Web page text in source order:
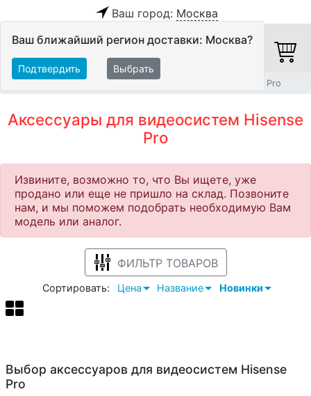
Ваш город: Москва
Ваш ближайший регион доставки: Москва?
Подтвердить Выбрать
Hisense Pro
Аксессуары для видеосистем Hisense
Pro
Извините, возможно то, что Вы ищете, уже
продано или еще не пришло на склад. Позвоните
нам, и мы поможем подобрать необходимую Вам
модель или аналог.
ФИЛЬТР ТОВАРОВ
Сортировать: Цена Название Новинки
Выбор аксессуаров для видеосистем Hisense
Pro